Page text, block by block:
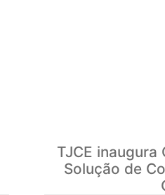
TJCE
Solução de